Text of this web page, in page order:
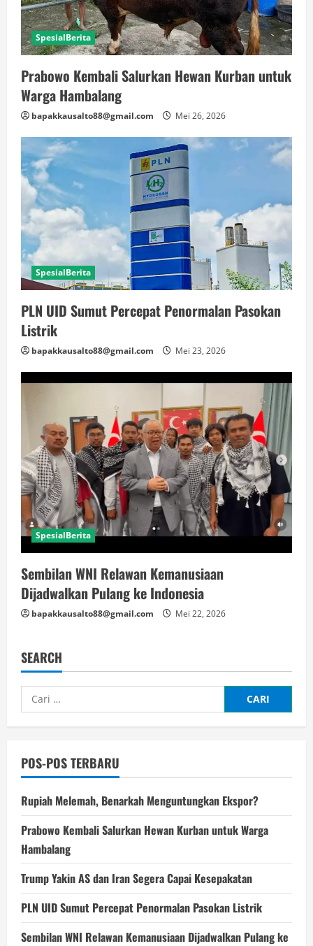
SpesialBerita
Prabowo Kembali Salurkan Hewan Kurban untuk
Warga Hambalang
bapakkausalto88@gmail.com Mei 26, 2026
SpesialBerita
PLN UID Sumut Percepat Penormalan Pasokan
Listrik
bapakkausalto88@gmail.com Mei 23, 2026
SpesialBerita
Sembilan WNI Relawan Kemanusiaan
Dijadwalkan Pulang ke Indonesia
bapakkausalto88@gmail.com Mei 22, 2026
SEARCH
Cari
untuk:
POS-POS TERBARU
Rupiah Melemah, Benarkah Menguntungkan Ekspor?
Prabowo Kembali Salurkan Hewan Kurban untuk Warga
Hambalang
Trump Yakin AS dan Iran Segera Capai Kesepakatan
PLN UID Sumut Percepat Penormalan Pasokan Listrik
Sembilan WNI Relawan Kemanusiaan Dijadwalkan Pulang ke